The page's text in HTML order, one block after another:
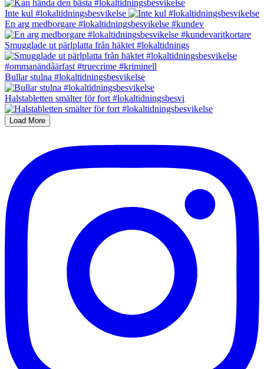
Inte kul #lokaltidningsbesvikelse
En arg medborgare #lokaltidningsbesvikelse #kundev
Smugglade ut pärlplatta från häktet #lokaltidnings
Bullar stulna #lokaltidningsbesvikelse
Halstabletten smälter för fort #lokaltidningsbesvi
Load More